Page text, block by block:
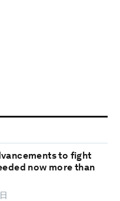
to fight
now more than